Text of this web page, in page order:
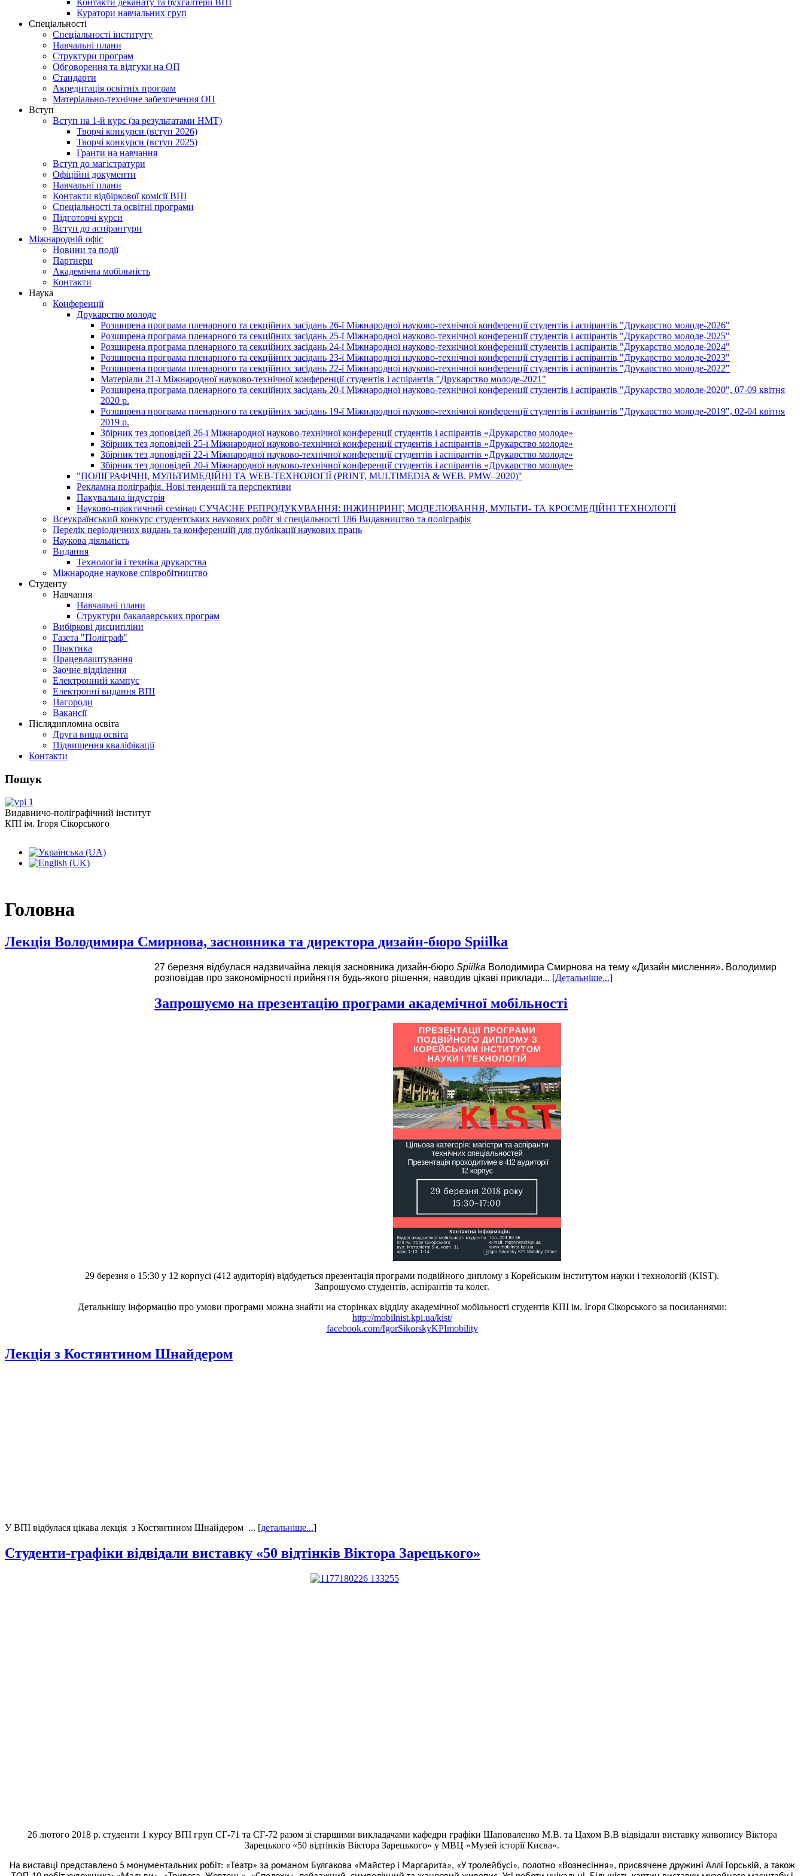
Куратори навчальних груп
Спеціальності
Спеціальності інституту
Навчальні плани
Структури програм
Обговорення та відгуки на ОП
Стандарти
Акредитація освітніх програм
Матеріально-технічне забезпечення ОП
Вступ
Вступ на 1-й курс (за результатами НМТ)
Творчі конкурси (вступ 2026)
Творчі конкурси (вступ 2025)
Гранти на навчання
Вступ до магістратури
Офіційні документи
Навчальні плани
Контакти відбіркової комісії ВПІ
Спеціальності та освітні програми
Підготовчі курси
Вступ до аспірантури
Міжнародній офіс
Новини та події
Партнери
Академічна мобільність
Контакти
Наука
Конференції
Друкарство молоде
Розширена програма пленарного та секційних засідань 26-ї Міжнародної науково-технічної конференції студентів і аспірантів "Друкарство молоде-2026"
Розширена програма пленарного та секційних засідань 25-ї Міжнародної науково-технічної конференції студентів і аспірантів "Друкарство молоде-2025"
Розширена програма пленарного та секційних засідань 24-ї Міжнародної науково-технічної конференції студентів і аспірантів "Друкарство молоде-2024"
Розширена програма пленарного та секційних засідань 23-ї Міжнародної науково-технічної конференції студентів і аспірантів "Друкарство молоде-2023"
Розширена програма пленарного та секційних засідань 22-ї Міжнародної науково-технічної конференції студентів і аспірантів "Друкарство молоде-2022"
Матеріали 21-ї Міжнародної науково-технічної конференції студентів і аспірантів "Друкарство молоде-2021"
Розширена програма пленарного та секційних засідань 20-ї Міжнародної науково-технічної конференції студентів і аспірантів "Друкарство молоде-2020", 07-09 квітня
2020 р.
Розширена програма пленарного та секційних засідань 19-ї Міжнародної науково-технічної конференції студентів і аспірантів "Друкарство молоде-2019", 02-04 квітня
2019 р.
Збірник тез доповідей 26-ї Міжнародної науково-технічної конференції студентів і аспірантів «Друкарство молоде»
Збірник тез доповідей 25-ї Міжнародної науково-технічної конференції студентів і аспірантів «Друкарство молоде»
Збірник тез доповідей 22-ї Міжнародної науково-технічної конференції студентів і аспірантів «Друкарство молоде»
Збірник тез доповідей 20-ї Міжнародної науково-технічної конференції студентів і аспірантів «Друкарство молоде»
"ПОЛІГРАФІЧНІ, МУЛЬТИМЕДІЙНІ ТА WEB-ТЕХНОЛОГІЇ (PRINT, MULTIMEDIA & WEB. PMW–2020)"
Рекламна поліграфія. Нові тенденції та перспективи
Пакувальна індустрія
Науково-практичний семінар СУЧАСНЕ РЕПРОДУКУВАННЯ: ІНЖИНІРИНГ, МОДЕЛЮВАННЯ, МУЛЬТИ- ТА КРОСМЕДІЙНІ ТЕХНОЛОГІЇ
Всеукраїнський конкурс студентських наукових робіт зі спеціальності 186 Видавництво та поліграфія
Перелік періодичних видань та конференцій для публікації наукових праць
Наукова діяльність
Видання
Технологія і техніка друкарства
Міжнародне наукове співробітництво
Студенту
Навчання
Навчальні плани
Структури бакалаврських програм
Вибіркові дисципліни
Газета "Поліграф"
Практика
Працевлаштування
Заочне відділення
Електронний кампус
Електронні видання ВПІ
Нагороди
Вакансії
Післядипломна освіта
Друга вища освіта
Підвищення кваліфікації
Контакти
Пошук
Видавничо-поліграфічний інститут
КПІ ім. Ігоря Сікорського
Головна
Лекція Володимира Смирнова, засновника та директора дизайн-бюро Spiilka
27 березня відбулася надзвичайна лекція засновника дизайн-бюро Spiilka Володимира Смирнова на тему «Дизайн мислення». Володимир
розповідав про закономірності прийняття будь-якого рішення, наводив цікаві приклади... [Детальніше...]
Запрошуємо на презентацію програми академічної мобільності
29 березня о 15:30 у 12 корпусі (412 аудиторія) відбудеться презентація програми подвійного диплому з Корейським інститутом науки і технологій (KIST).
Запрошуємо студентів, аспірантів та колег.
Детальнішу інформацію про умови програми можна знайти на сторінках відділу академічної мобільності студентів КПІ ім. Ігоря Сікорського за посиланнями:
http://mobilnist.kpi.ua/kist/
facebook.com/IgorSikorskyKPImobility
Лекція з Костянтином Шнайдером
У ВПІ відбулася цікава лекція з Костянтином Шнайдером ... [детальніше...]
Студенти-графіки відвідали виставку «50 відтінків Віктора Зарецького»
26 лютого 2018р. студенти 1 курсу ВПІ груп СГ-71 та СГ-72 разом зі старшими викладачами кафедри графіки Шаповаленко М.В. та Цахом В.В відвідали виставку живопису Віктора
Зарецького «50 відтінків Віктора Зарецького» у МВЦ «Музей історії Києва».
На виставці представлено 5 монументальних робіт: «Театр» за романом Булгакова «Майстер і Маргарита», «У тролейбусі», полотно «Вознесіння», присвячене дружині Аллі Горській, а також